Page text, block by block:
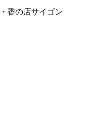
香の店サイゴン